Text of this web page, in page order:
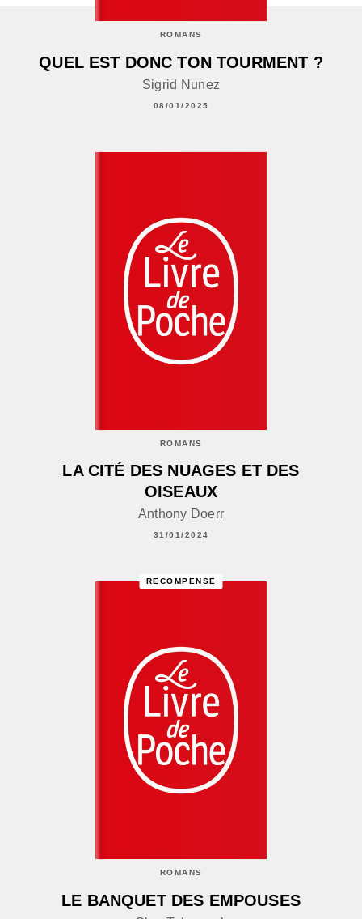
ROMANS
QUEL EST DONC TON TOURMENT ?
Sigrid Nunez
08/01/2025
ROMANS
LA CITÉ DES NUAGES ET DES
OISEAUX
Anthony Doerr
31/01/2024
RÉCOMPENSÉ
ROMANS
LE BANQUET DES EMPOUSES